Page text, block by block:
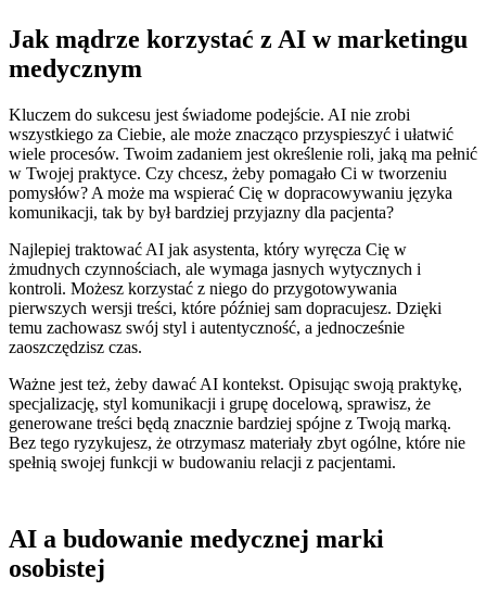
Jak mądrze korzystać z AI w marketingu
medycznym
Kluczem do sukcesu jest świadome podejście. AI nie zrobi
wszystkiego za Ciebie, ale może znacząco przyspieszyć i ułatwić
wiele procesów. Twoim zadaniem jest określenie roli, jaką ma pełnić
w Twojej praktyce. Czy chcesz, żeby pomagało Ci w tworzeniu
pomysłów? A może ma wspierać Cię w dopracowywaniu języka
komunikacji, tak by był bardziej przyjazny dla pacjenta?
Najlepiej traktować AI jak asystenta, który wyręcza Cię w
żmudnych czynnościach, ale wymaga jasnych wytycznych i
kontroli. Możesz korzystać z niego do przygotowywania
pierwszych wersji treści, które później sam dopracujesz. Dzięki
temu zachowasz swój styl i autentyczność, a jednocześnie
zaoszczędzisz czas.
Ważne jest też, żeby dawać AI kontekst. Opisując swoją praktykę,
specjalizację, styl komunikacji i grupę docelową, sprawisz, że
generowane treści będą znacznie bardziej spójne z Twoją marką.
Bez tego ryzykujesz, że otrzymasz materiały zbyt ogólne, które nie
spełnią swojej funkcji w budowaniu relacji z pacjentami.
AI a budowanie medycznej marki
osobistej